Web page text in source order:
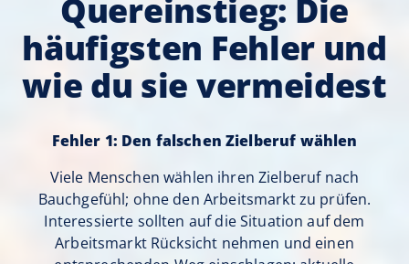
Quereinstieg: Die
häufigsten Fehler und
wie du sie vermeidest
Fehler 1: Den falschen Zielberuf wählen
Viele Menschen wählen ihren Zielberuf nach
Bauchgefühl; ohne den Arbeitsmarkt zu prüfen.
Interessierte sollten auf die Situation auf dem
Arbeitsmarkt Rücksicht nehmen und einen